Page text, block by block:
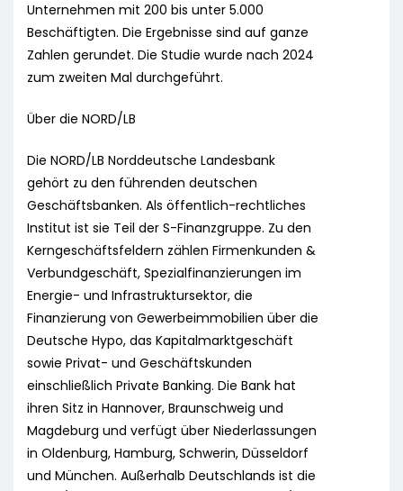
Unternehmen mit 200 bis unter 5.000
Beschäftigten. Die Ergebnisse sind auf ganze
Zahlen gerundet. Die Studie wurde nach 2024
zum zweiten Mal durchgeführt.
Über die NORD/LB
Die NORD/LB Norddeutsche Landesbank
gehört zu den führenden deutschen
Geschäftsbanken. Als öffentlich-rechtliches
Institut ist sie Teil der S-Finanzgruppe. Zu den
Kerngeschäftsfeldern zählen Firmenkunden &
Verbundgeschäft, Spezialfinanzierungen im
Energie- und Infrastruktursektor, die
Finanzierung von Gewerbeimmobilien über die
Deutsche Hypo, das Kapitalmarktgeschäft
sowie Privat- und Geschäftskunden
einschließlich Private Banking. Die Bank hat
ihren Sitz in Hannover, Braunschweig und
Magdeburg und verfügt über Niederlassungen
in Oldenburg, Hamburg, Schwerin, Düsseldorf
und München. Außerhalb Deutschlands ist die